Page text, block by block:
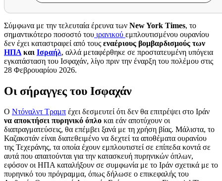
Σύμφωνα με την τελευταία έρευνα των New York Times, το
σημαντικότερο ποσοστό του ιρανικού εμπλουτισμένου ουρανίου
δεν έχει καταστραφεί από τους εναέριους βομβαρδισμούς των
ΗΠΑ και Ισραήλ, αλλά μεταφέρθηκε σε προστατευμένη υπόγεια
εγκατάσταση του Ισφαχάν, λίγο πριν την έναρξη του πολέμου στις
28 Φεβρουαρίου 2026.
Οι σήραγγες του Ισφαχάν
Ο Ντόναλντ Τραμπ έχει δεσμευτεί ότι δεν θα επιτρέψει στο Ιράν
να αποκτήσει πυρηνικό όπλο και εάν αποτύχουν οι
διαπραγματεύσεις, θα επέμβει ξανά με τη χρήση βίας. Μάλιστα, το
Καζακστάν είναι διατεθειμένο να δεχτεί τα αποθέματα ουρανίου
της Τεχεράνης, τα οποία έχουν εμπλουτιστεί σε επίπεδα κοντά σε
αυτά που απαιτούνται για την κατασκευή πυρηνικών όπλων,
εφόσον οι ΗΠΑ καταλήξουν σε συμφωνία με το Ιράν σχετικά με το
πυρηνικό του πρόγραμμα, όπως δήλωσε ο επικεφαλής του